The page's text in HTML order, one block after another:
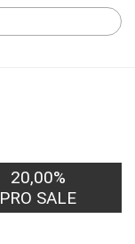
20,00%
PRO SALE